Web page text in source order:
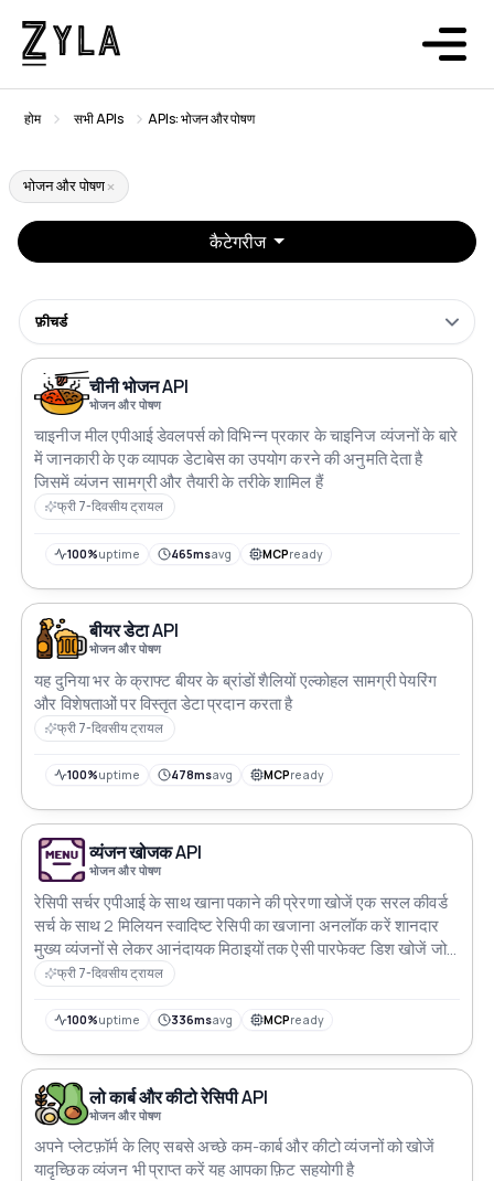
होम सभी APIs APIs: भोजन और पोषण
भोजन और पोषण
कैटेगरीज
फ़ीचर्ड
चीनी भोजन API
भोजन और पोषण
चाइनीज मील एपीआई डेवलपर्स को विभिन्न प्रकार के चाइनिज व्यंजनों के बारे
में जानकारी के एक व्यापक डेटाबेस का उपयोग करने की अनुमति देता है
जिसमें व्यंजन सामग्री और तैयारी के तरीके शामिल हैं
फ्री 7-दिवसीय ट्रायल
100%uptime 465msavg MCPready
बीयर डेटा API
भोजन और पोषण
यह दुनिया भर के क्राफ्ट बीयर के ब्रांडों शैलियों एल्कोहल सामग्री पेयरिंग
और विशेषताओं पर विस्तृत डेटा प्रदान करता है
फ्री 7-दिवसीय ट्रायल
100%uptime 478msavg MCPready
व्यंजन खोजक API
भोजन और पोषण
रेसिपी सर्चर एपीआई के साथ खाना पकाने की प्रेरणा खोजें एक सरल कीवर्ड
सर्च के साथ 2 मिलियन स्वादिष्ट रेसिपी का खजाना अनलॉक करें शानदार
मुख्य व्यंजनों से लेकर आनंदायक मिठाइयों तक ऐसी पारफेक्ट डिश खोजें जो
किसी भी cravings को संतुष्ट करे अपने अंदर के शेफ को अपनाएं और
फ्री 7-दिवसीय ट्रायल
100%uptime 336msavg MCPready
लो कार्ब और कीटो रेसिपी API
भोजन और पोषण
अपने प्लेटफ़ॉर्म के लिए सबसे अच्छे कम-कार्ब और कीटो व्यंजनों को खोजें
यादृच्छिक व्यंजन भी प्राप्त करें यह आपका फ़िट सहयोगी है